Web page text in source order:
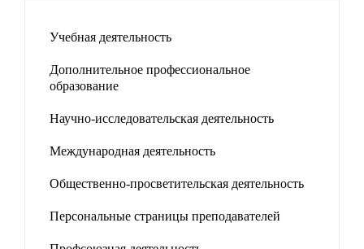
Учебная деятельность
Дополнительное профессиональное
образование
Научно-исследовательская деятельность
Международная деятельность
Общественно-просветительская деятельность
Персональные страницы преподавателей